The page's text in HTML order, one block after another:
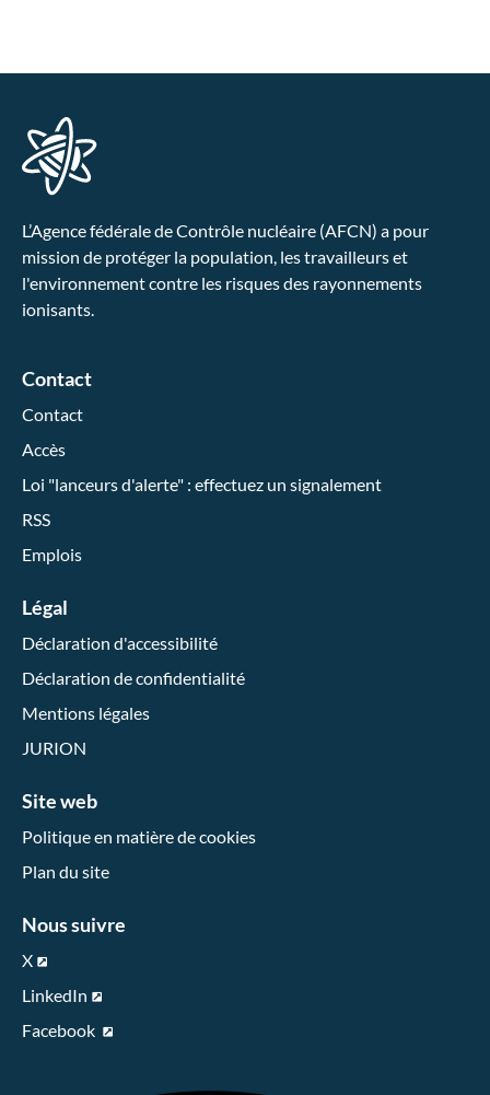
L’Agence fédérale de Contrôle nucléaire (AFCN) a pour
mission de protéger la population, les travailleurs et
l'environnement contre les risques des rayonnements
ionisants.
Contact
Contact
Accès
Loi "lanceurs d'alerte" : effectuez un signalement
RSS
Emplois
Légal
Déclaration d'accessibilité
Déclaration de confidentialité
Mentions légales
JURION
Site web
Politique en matière de cookies
Plan du site
Nous suivre
X
LinkedIn
Facebook